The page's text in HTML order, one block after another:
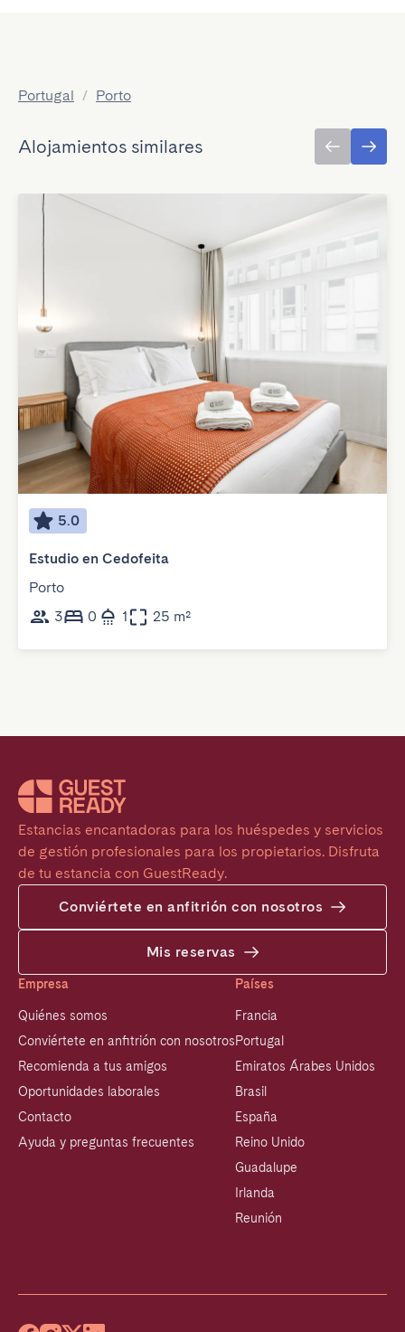
Portugal / Porto
Alojamientos similares
5.0
Estudio en Cedofeita
Porto
3
0 1 25 m²
Estancias encantadoras para los huéspedes y servicios
de gestión profesionales para los propietarios. Disfruta
de tu estancia con GuestReady.
Conviértete en anfitrión con nosotros
Mis reservas
Empresa
Quiénes somos
Conviértete en anfitrión con nosotros
Recomienda a tus amigos
Oportunidades laborales
Contacto
Ayuda y preguntas frecuentes
Países
Francia
Portugal
Emiratos Árabes Unidos
Brasil
España
Reino Unido
Guadalupe
Irlanda
Reunión